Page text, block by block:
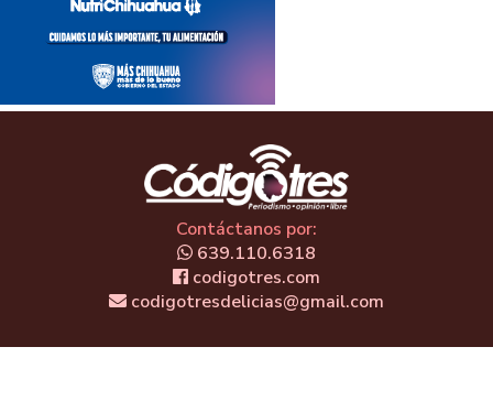
Contáctanos por:
639.110.6318
codigotres.com
codigotresdelicias@gmail.com